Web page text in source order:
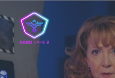
al
contenido